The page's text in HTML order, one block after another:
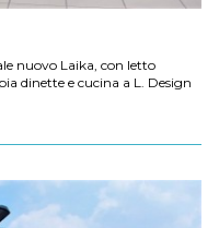
nuovo Laika, con letto
dinette e cucina a L. Design